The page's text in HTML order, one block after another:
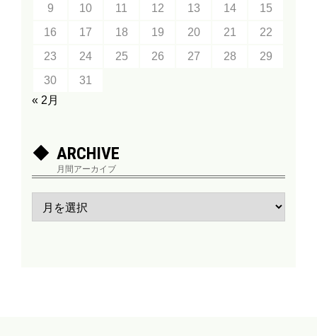
9
10 11 12 13 14
15
16
17 18 19 20 21
22
23
24 25 26 27 28
29
30
31
« 2月
ARCHIVE
月間アーカイブ